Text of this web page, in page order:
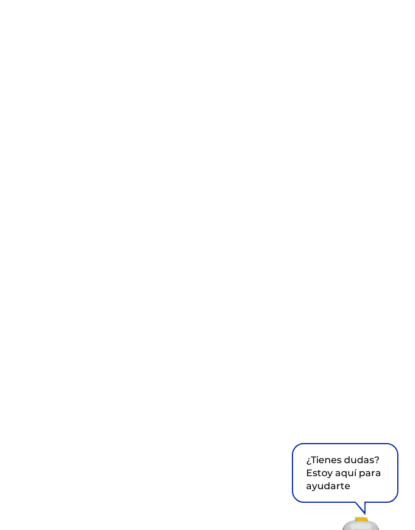
¿Tienes dudas?
Estoy aquí para
ayudarte